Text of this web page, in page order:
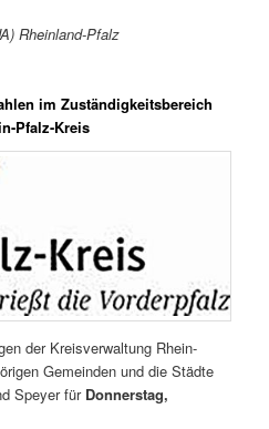
Rheinland-Pfalz
im Zuständigkeitsbereich
Pfalz-Kreis
der Kreisverwaltung Rhein-
Gemeinden und die Städte
Speyer für Donnerstag,